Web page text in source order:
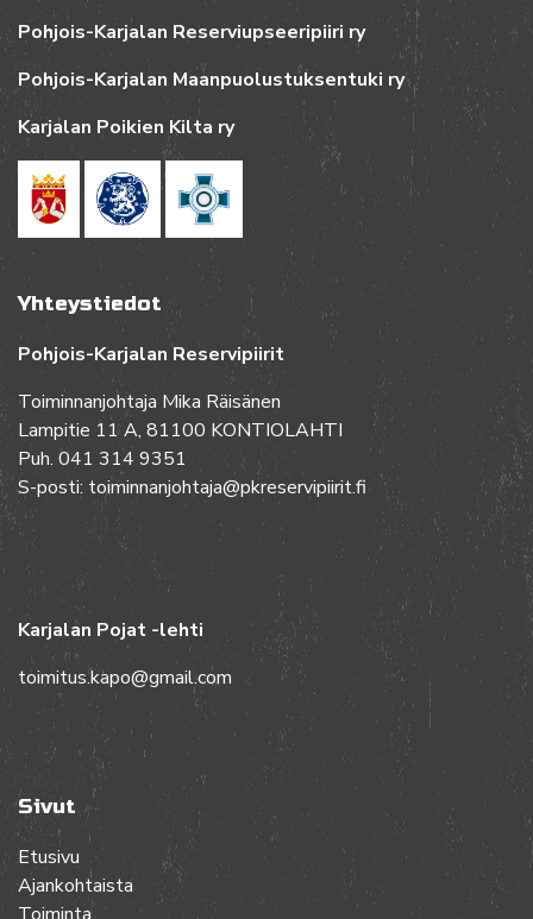
Pohjois-Karjalan Reserviupseeripiiri ry
Pohjois-Karjalan Maanpuolustuksentuki ry
Karjalan Poikien Kilta ry
Yhteystiedot
Pohjois-Karjalan Reservipiirit
Toiminnanjohtaja Mika Räisänen
Lampitie 11 A, 81100 KONTIOLAHTI
Puh. 041 314 9351
S-posti: toiminnanjohtaja@pkreservipiirit.fi
Karjalan Pojat -lehti
toimitus.kapo@gmail.com
Sivut
Etusivu
Ajankohtaista